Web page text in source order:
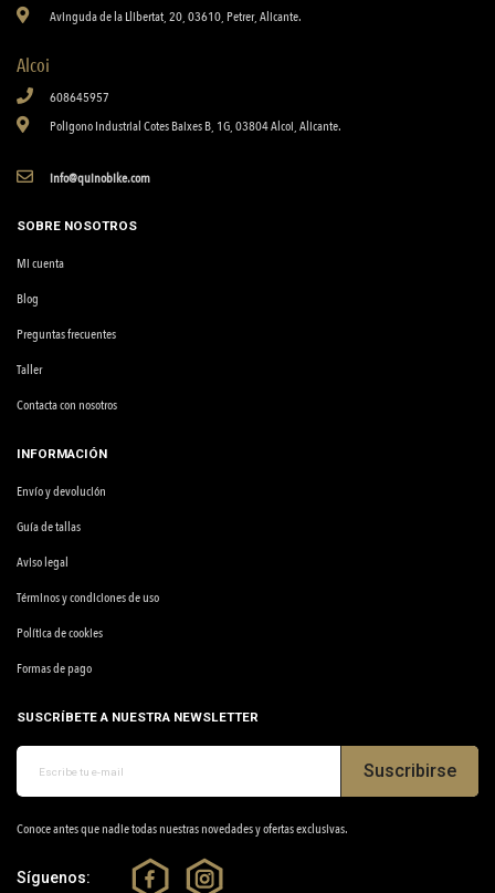
Avinguda de la Llibertat, 20, 03610, Petrer, Alicante.
Alcoi
608645957
Poligono Industrial Cotes Baixes B, 1G, 03804 Alcoi, Alicante.
info@quinobike.com
SOBRE NOSOTROS
Mi cuenta
Blog
Preguntas frecuentes
Taller
Contacta con nosotros
INFORMACIÓN
Envío y devolución
Guía de tallas
Aviso legal
Términos y condiciones de uso
Política de cookies
Formas de pago
SUSCRÍBETE A NUESTRA NEWSLETTER
Suscribirse
Conoce antes que nadie todas nuestras novedades y ofertas exclusivas.
Síguenos: